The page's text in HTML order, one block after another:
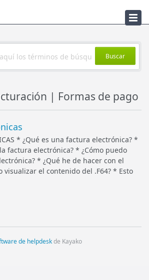
Buscar
| Formas de pago
* ¿Qué es una factura electrónica? *
factura electrónica? * ¿Cómo puedo
* ¿Qué he de hacer con el
visualizar el contenido del .F64? * Esto
de helpdeskde Kayako